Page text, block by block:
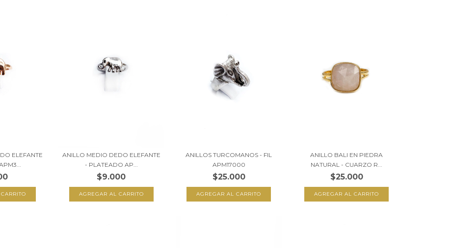
ELEFANTE
ANILLO MEDIO DEDO ELEFANTE
- PLATEADO AP...
$9.000
ANILLOS TURCOMANOS - FIL
APM17000
$25.000
ANILLO BALI EN PIEDRA
NATURAL - CUARZO R...
$25.000